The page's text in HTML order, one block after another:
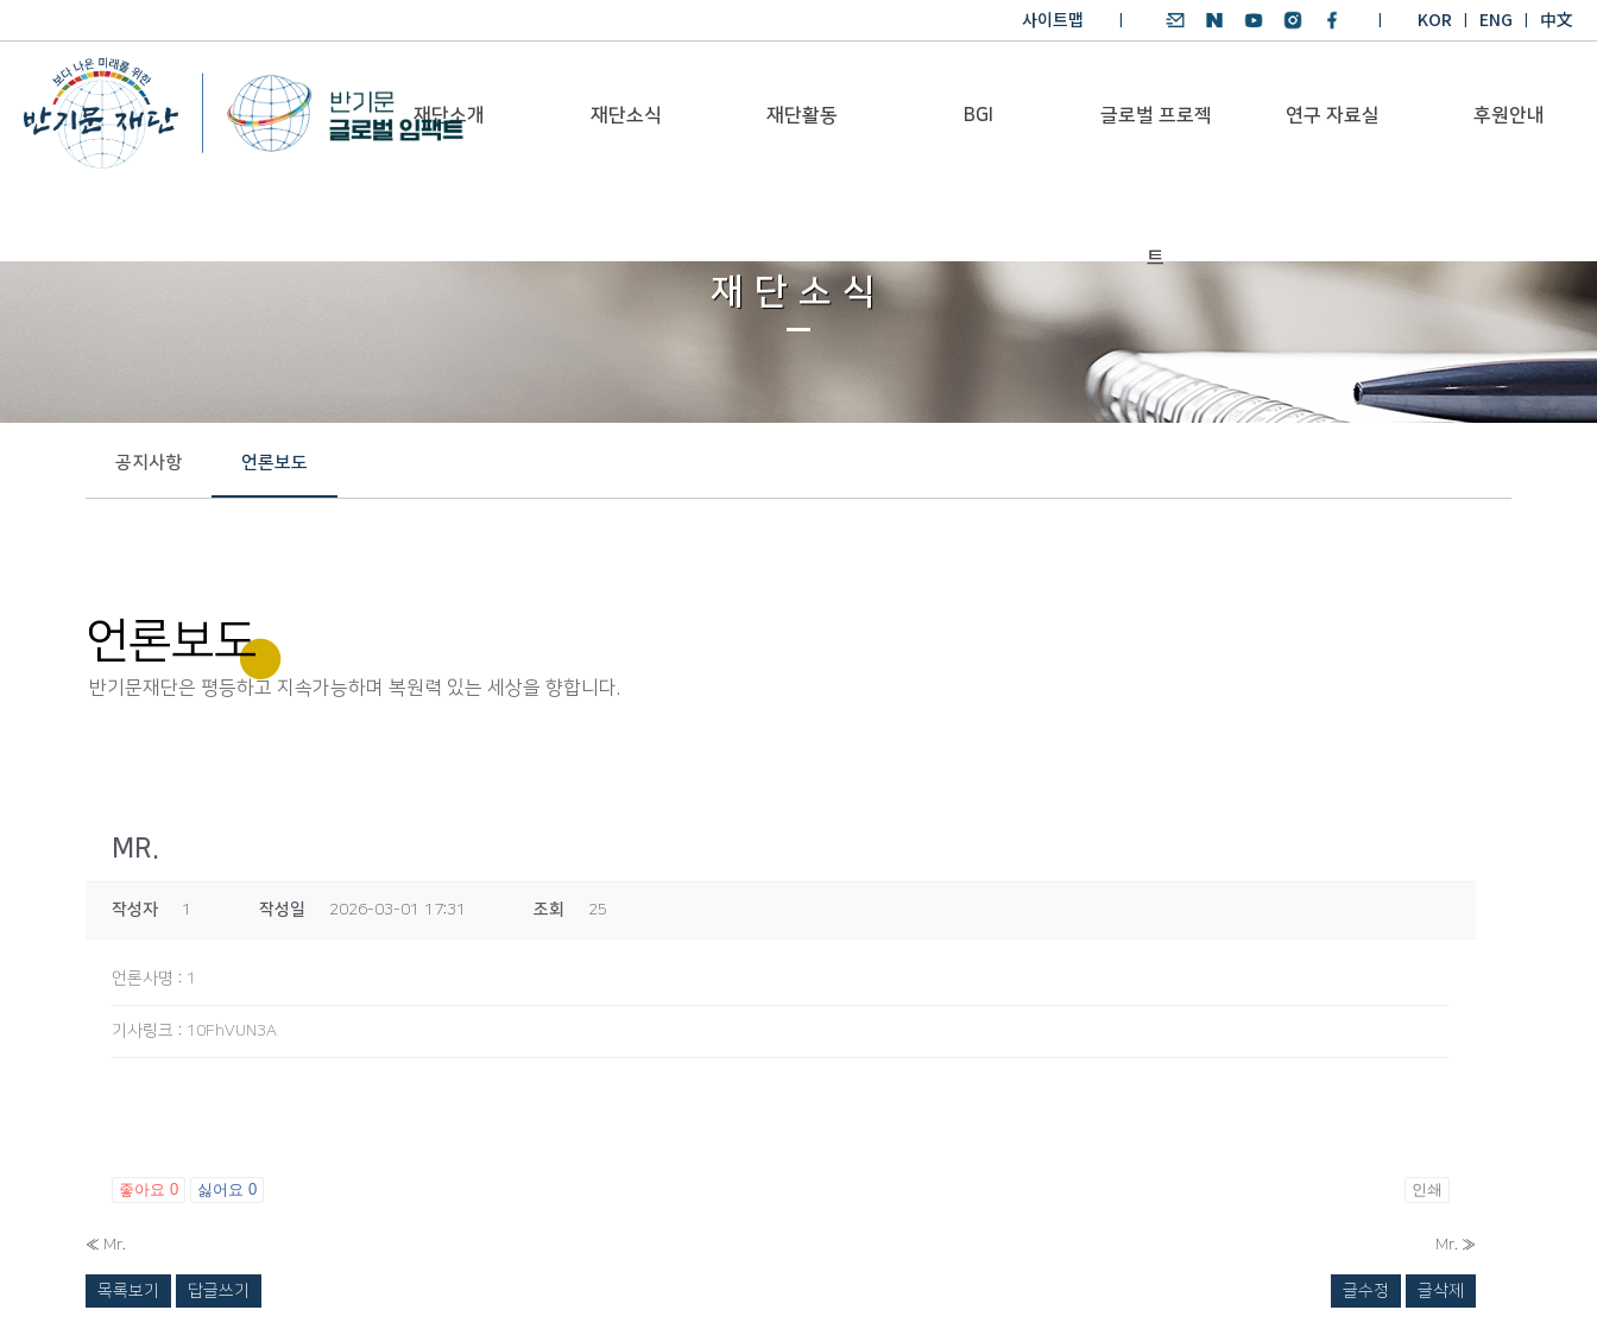
사이트맵 KOR ENG 中文
재단소개 재단소식 재단활동 BGI 글로벌 프로젝
트
연구 자료실 후원안내
행사
갤러리
Platform
Trans-Pacific
Sustainability
Dialogue
SDGs 영어 에세이
기후환경리더
양성과정 수상작
재단소식
공지사항 언론보도
언론보도
반기문재단은 평등하고 지속가능하며 복원력 있는 세상을 향합니다.
MR.
작성자 1 작성일 2026-03-01 17:31 조회 25
언론사명 : 1
기사링크 : 10FhVUN3A
좋아요 0 싫어요 0 인쇄
« Mr. Mr. »
목록보기 답글쓰기 글수정 글삭제